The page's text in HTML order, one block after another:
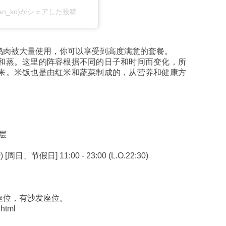
がシェアした投稿
被大量使用，你可以享受到高度满意的套餐。
蒸。这里的阵容根据不同的日子和时间而变化，所
。米饭也是由红米和蔬菜制成的，从营养和健康方
[周日、节假日] 11:00 - 23:00 (L.O.22:30)
，有沙发座位。